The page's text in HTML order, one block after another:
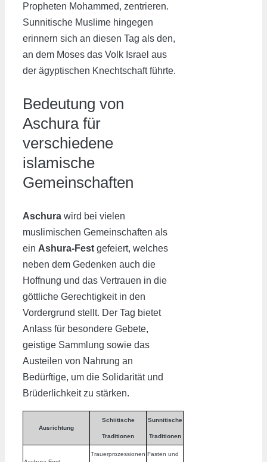
Propheten Mohammed, zentrieren.
Sunnitische Muslime hingegen
erinnern sich an diesen Tag als den,
an dem Moses das Volk Israel aus
der ägyptischen Knechtschaft führte.
Bedeutung von
Aschura für
verschiedene
islamische
Gemeinschaften
Aschura wird bei vielen
muslimischen Gemeinschaften als
ein Ashura-Fest gefeiert, welches
neben dem Gedenken auch die
Hoffnung und das Vertrauen in die
göttliche Gerechtigkeit in den
Vordergrund stellt. Der Tag bietet
Anlass für besondere Gebete,
geistige Sammlung sowie das
Austeilen von Nahrung an
Bedürftige, um die Solidarität und
Brüderlichkeit zu stärken.
Ausrichtung
Schiitische
Traditionen
Sunnitische
Traditionen
Trauerprozessionen Fasten und